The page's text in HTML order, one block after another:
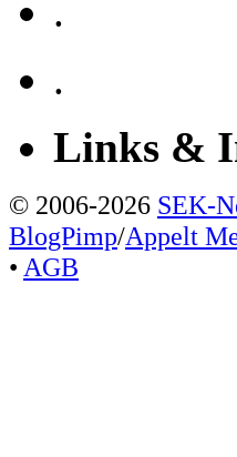
.
.
Links &
© 2006-2026 SEK-
BlogPimp/Appelt
• AGB